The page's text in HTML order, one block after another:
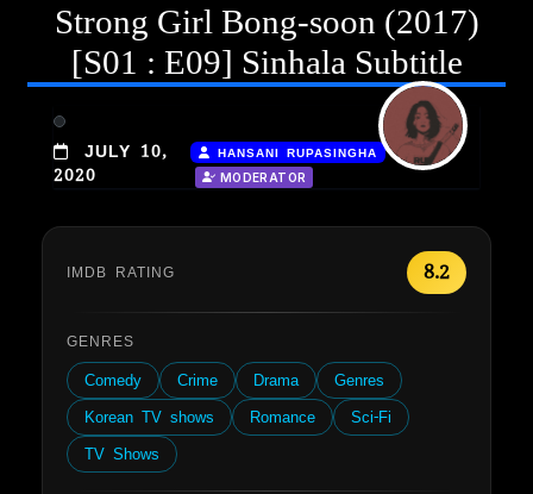
Strong Girl Bong-soon (2017)
[S01 : E09] Sinhala Subtitle
JULY 10,
2020
HANSANI RUPASINGHA |
MODERATOR
IMDB RATING 8.2
GENRES
Comedy Crime Drama
Genres
Korean TV shows
Romance
Sci-Fi
TV Shows